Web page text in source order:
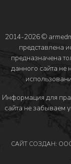
2014-2026 ©
представлена
предназначена
данного сайта не
Информация для
сайта не забываем
САЙТ СОЗДАН: